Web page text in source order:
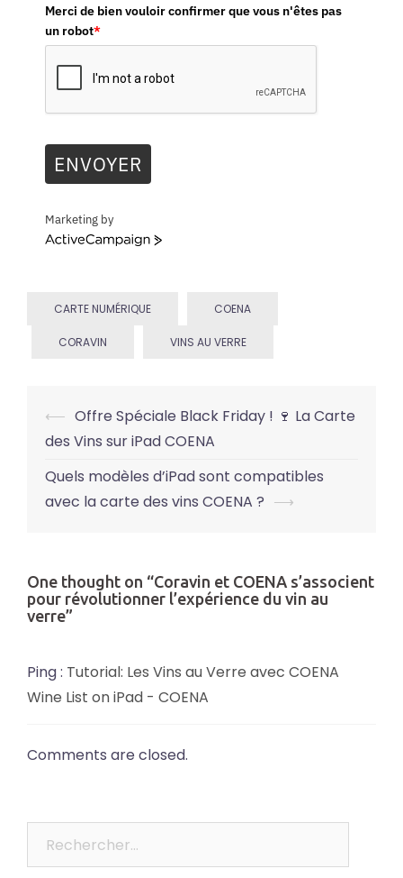
Merci de bien vouloir confirmer que vous n'êtes pas
un robot*
ENVOYER
Marketing by
ActiveCampaign
CARTE NUMÉRIQUE COENA
CORAVIN VINS AU VERRE
Post
navigation
⟵ Offre Spéciale Black Friday ! 🍷 La Carte
des Vins sur iPad COENA
Quels modèles d’iPad sont compatibles
avec la carte des vins COENA ? ⟶
One thought on “Coravin et COENA s’associent
pour révolutionner l’expérience du vin au
verre”
Ping : Tutorial: Les Vins au Verre avec COENA
Wine List on iPad - COENA
Comments are closed.